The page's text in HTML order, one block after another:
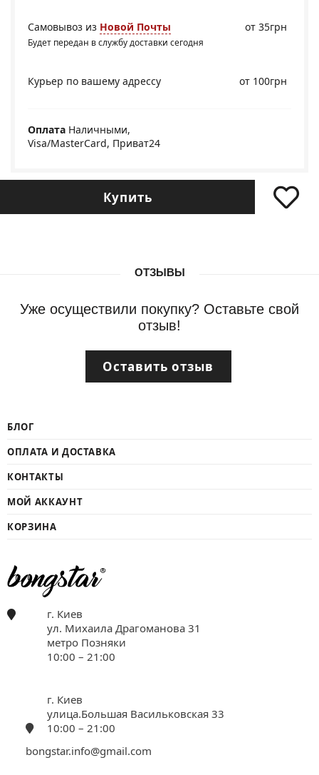
Самовывоз из Новой Почты
Будет передан в службу доставки сегодня
от 35грн
Курьер по вашему адрессу от 100грн
Оплата Наличными,
Visa/MasterCard, Приват24
Купить
ОТЗЫВЫ
Уже осуществили покупку? Оставьте свой
отзыв!
Оставить отзыв
БЛОГ
ОПЛАТА И ДОСТАВКА
КОНТАКТЫ
МОЙ АККАУНТ
КОРЗИНА
г. Киев
ул. Михаила Драгоманова 31
метро Позняки
10:00 – 21:00
г. Киев
улица.Большая Васильковская 33
10:00 – 21:00
bongstar.info@gmail.com